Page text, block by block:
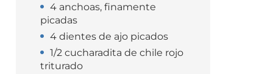
4 anchoas, finamente
picadas
4 dientes de ajo picados
1/2 cucharadita de chile rojo
triturado